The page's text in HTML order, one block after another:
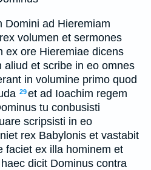
Domini ad Hieremiam
volumen et sermones
ex ore Hieremiae dicens
aliud et scribe in eo omnes
in volumine primo quod
29et ad Ioachim regem
tu conbusisti
scripsisti in eo
rex Babylonis et vastabit
faciet ex illa hominem et
dicit Dominus contra